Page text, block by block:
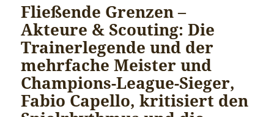
Fließende Grenzen –
Akteure & Scouting: Die
Trainerlegende und der
mehrfache Meister und
Champions-League-Sieger,
Fabio Capello, kritisiert den